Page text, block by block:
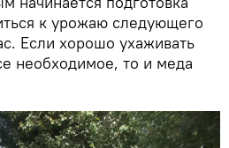
к урожаю следующего
Если хорошо ухаживать
необходимое, то и меда